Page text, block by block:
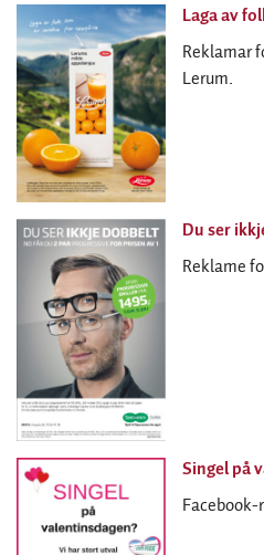
Laga av
Reklamar
Lerum.
Du ser
Reklame
Singel på